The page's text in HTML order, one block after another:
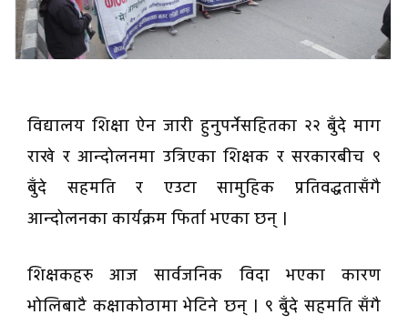
विद्यालय शिक्षा ऐन जारी हुनुपर्नेसहितका २२ बुँदे माग
राखे र आन्दोलनमा उत्रिएका शिक्षक र सरकारबीच ९
बुँदे सहमति र एउटा सामुहिक प्रतिवद्धतासँगै
आन्दोलनका कार्यक्रम फिर्ता भएका छन् ।
शिक्षकहरु आज सार्वजनिक विदा भएका कारण
भोलिबाटै कक्षाकोठामा भेटिने छन् । ९ बुँदे सहमति सँगै